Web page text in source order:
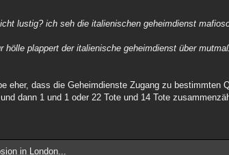
lustig? ich seh die italienischen geheimdienst
hölle plappert der italienische geheimdienst über
eher, dass die Geheimdienste Zugang zu
dann 1 und 1 oder 22 Tote und 14 Tote
in London...